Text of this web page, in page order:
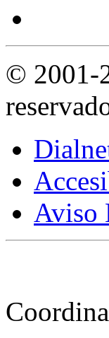
© 2001-
Aviso